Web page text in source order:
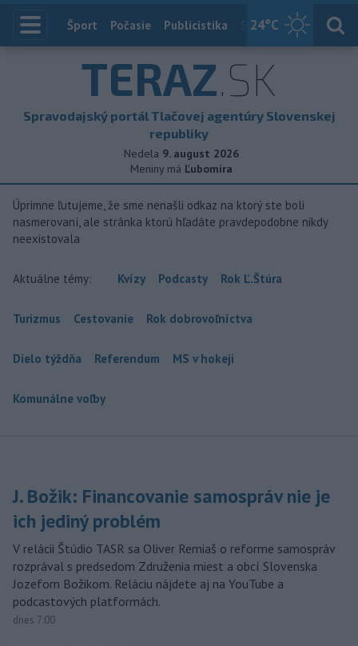
24°C
Index
Šport Počasie Publicistika Slovensko
TERAZ.SK
Spravodajský portál Tlačovej agentúry Slovenskej
republiky
Nedela 9. august 2026
Meniny má Ľubomíra
Úprimne ľutujeme, že sme nenašli odkaz na ktorý ste boli
nasmerovaní, ale stránka ktorú hľadáte pravdepodobne nikdy
neexistovala
Aktuálne témy: Kvízy Podcasty Rok Ľ.Štúra
Turizmus Cestovanie Rok dobrovoľníctva
Dielo týždňa Referendum MS v hokeji
Komunálne voľby
J. Božik: Financovanie samospráv nie je
ich jediný problém
V relácii Štúdio TASR sa Oliver Remiaš o reforme samospráv
rozprával s predsedom Združenia miest a obcí Slovenska
Jozefom Božikom. Reláciu nájdete aj na YouTube a
podcastových platformách.
dnes 7:00